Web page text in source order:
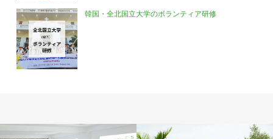
韓国・全北国立大学のボランティア研修